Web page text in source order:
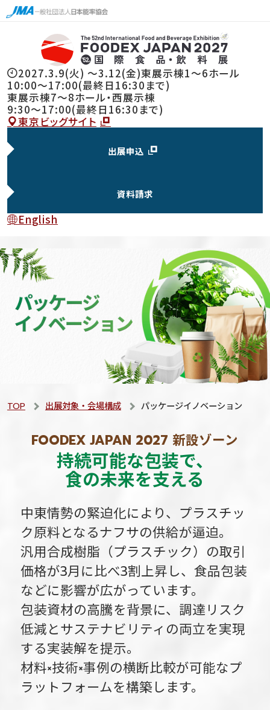
2027.3.9(火) 〜3.12(金)東展示棟1～6ホール
10:00～17:00(最終日16:30まで)
東展示棟7〜8ホール・西展示棟
9:30～17:00(最終日16:30まで)
東京ビッグサイト
出展申込
資料請求
English
TOP 出展対象・会場構成 パッケージイノベーション
FOODEX JAPAN 2027 新設ゾーン
持続可能な包装で、
食の未来を支える
中東情勢の緊迫化により、プラスチッ
ク原料となるナフサの供給が逼迫。
汎用合成樹脂（プラスチック）の取引
価格が3月に比べ3割上昇し、 食品包装
などに影響が広がっています。
包装資材の高騰を背景に、調達リスク
低減とサステナビリティの両立を実現
する実装解を提示。
材料×技術×事例の横断比較が可能なプ
ラットフォームを構築します。